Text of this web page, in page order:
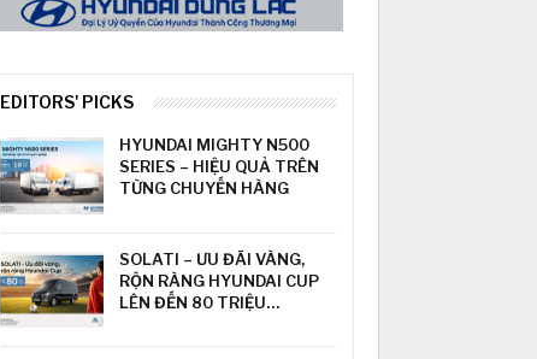
EDITORS' PICKS
HYUNDAI MIGHTY N500
SERIES – HIỆU QUẢ TRÊN
TỪNG CHUYẾN HÀNG
SOLATI – ƯU ĐÃI VÀNG,
RỘN RÀNG HYUNDAI CUP
LÊN ĐẾN 80 TRIỆU…